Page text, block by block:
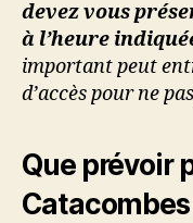
devez vous
à l’heure
important peut
d’accès pour ne
Que prévoir
Catacombes